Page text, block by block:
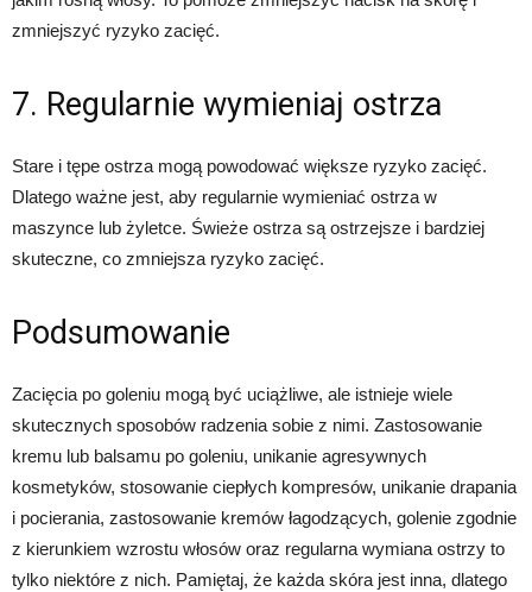
zmniejszyć ryzyko zacięć.
7. Regularnie wymieniaj ostrza
Stare i tępe ostrza mogą powodować większe ryzyko zacięć.
Dlatego ważne jest, aby regularnie wymieniać ostrza w
maszynce lub żyletce. Świeże ostrza są ostrzejsze i bardziej
skuteczne, co zmniejsza ryzyko zacięć.
Podsumowanie
Zacięcia po goleniu mogą być uciążliwe, ale istnieje wiele
skutecznych sposobów radzenia sobie z nimi. Zastosowanie
kremu lub balsamu po goleniu, unikanie agresywnych
kosmetyków, stosowanie ciepłych kompresów, unikanie drapania
i pocierania, zastosowanie kremów łagodzących, golenie zgodnie
z kierunkiem wzrostu włosów oraz regularna wymiana ostrzy to
tylko niektóre z nich. Pamiętaj, że każda skóra jest inna, dlatego